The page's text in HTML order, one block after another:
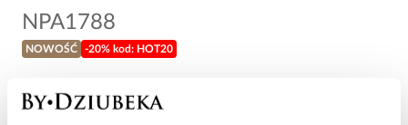
NPA1788
NOWOŚĆ -20% kod: HOT20
199,00 zł